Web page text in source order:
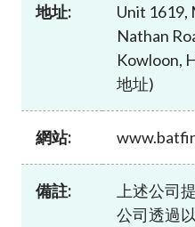
新聞稿及公布
地址:
Unit 1619,
Nathan
Kowloon,
地址)
網站:
備註:
上述公司
公司透過